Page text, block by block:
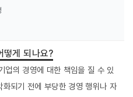
떻게 되나요?
업의 경영에 대한 책임을 질 수 있
되기 전에 부당한 경영 행위나 자